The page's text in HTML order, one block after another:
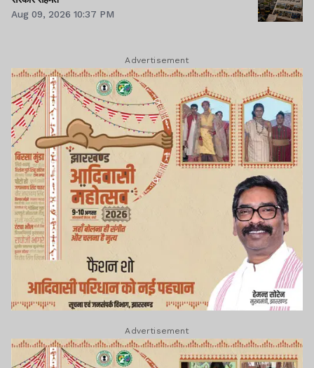
Aug 09, 2026 10:37 PM
Advertisement
Advertisement